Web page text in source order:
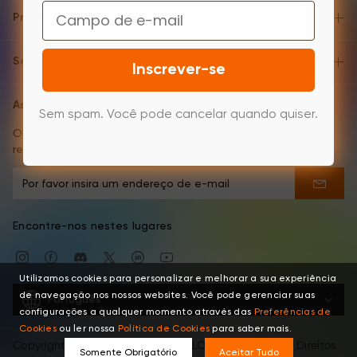
Produtos
Sobre
Assinatura de Email
Obtenha as atualizações, convites e ofertas mais
recentes diretamente.
Encontre-nos nestes lugares
Português
Utilizamos cookies para personalizar e melhorar a sua experiência
de navegação nos nossos websites. Você pode gerenciar suas
configurações a qualquer momento através das Preferências de
Cookiesou ler nossa Política de Cookies para saber mais.
Somente Obrigatório Aceitar Tudo
Email
Inscrever-se
Sem spam. Você pode cancelar quando quiser.